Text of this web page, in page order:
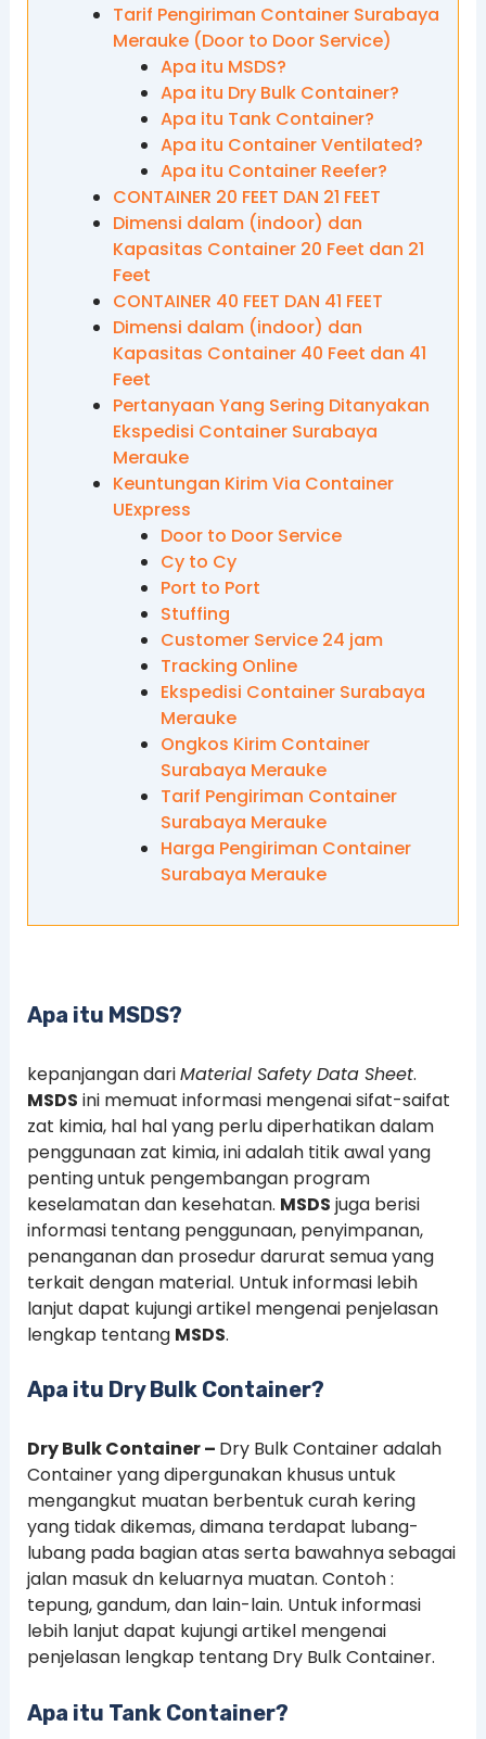
Tarif Pengiriman Container Surabaya
Merauke (Door to Door Service)
Apa itu MSDS?
Apa itu Dry Bulk Container?
Apa itu Tank Container?
Apa itu Container Ventilated?
Apa itu Container Reefer?
CONTAINER 20 FEET DAN 21 FEET
Dimensi dalam (indoor) dan
Kapasitas Container 20 Feet dan 21
Feet
CONTAINER 40 FEET DAN 41 FEET
Dimensi dalam (indoor) dan
Kapasitas Container 40 Feet dan 41
Feet
Pertanyaan Yang Sering Ditanyakan
Ekspedisi Container Surabaya
Merauke
Keuntungan Kirim Via Container
UExpress
Door to Door Service
Cy to Cy
Port to Port
Stuffing
Customer Service 24 jam
Tracking Online
Ekspedisi Container Surabaya
Merauke
Ongkos Kirim Container
Surabaya Merauke
Tarif Pengiriman Container
Surabaya Merauke
Harga Pengiriman Container
Surabaya Merauke
Apa itu MSDS?
kepanjangan dariMaterial Safety Data Sheet.
MSDS ini memuat informasi mengenai sifat-saifat
zat kimia, hal hal yang perlu diperhatikan dalam
penggunaan zat kimia, ini adalah titik awal yang
penting untuk pengembangan program
keselamatan dan kesehatan. MSDS juga berisi
informasi tentang penggunaan, penyimpanan,
penanganan dan prosedur darurat semua yang
terkait dengan material. Untuk informasi lebih
lanjut dapat kujungi artikel mengenai penjelasan
lengkap tentang MSDS.
Apa itu Dry Bulk Container?
Dry Bulk Container – Dry Bulk Container adalah
Container yang dipergunakan khusus untuk
mengangkut muatan berbentuk curah kering
yang tidak dikemas, dimana terdapat lubang-
lubang pada bagian atas serta bawahnya sebagai
jalan masuk dn keluarnya muatan. Contoh :
tepung, gandum, dan lain-lain. Untuk informasi
lebih lanjut dapat kujungi artikel mengenai
penjelasan lengkap tentang Dry Bulk Container.
Apa itu Tank Container?